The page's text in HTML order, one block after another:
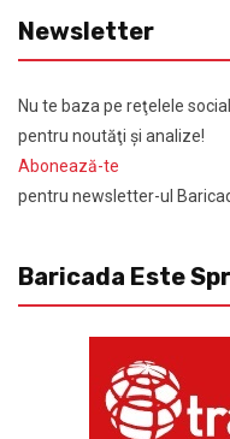
Newsletter
Nu te baza pe reţelele
pentru noutăţi şi analize!
Abonează-te
pentru newsletter-ul
Baricada Este